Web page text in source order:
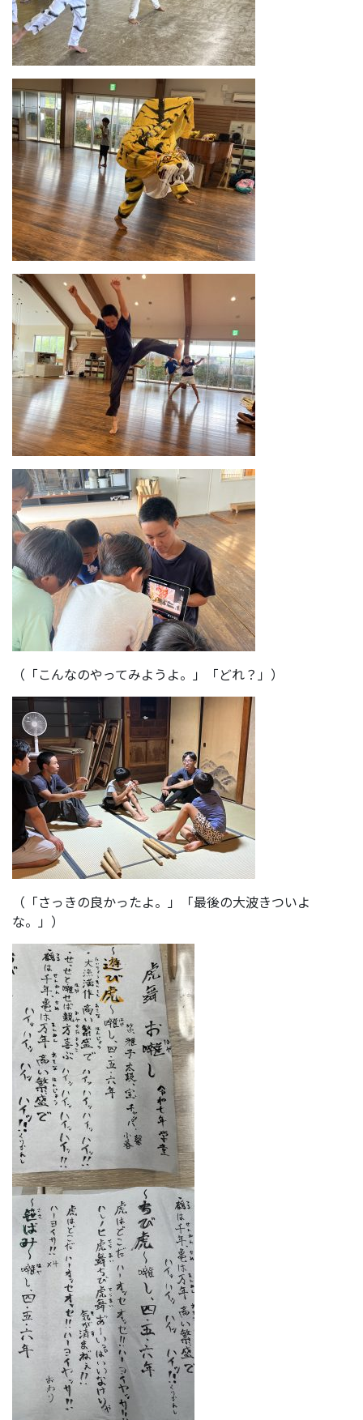
（「こんなのやってみようよ。」「どれ？」）
（「さっきの良かったよ。」「最後の大波きついよ
な。」）